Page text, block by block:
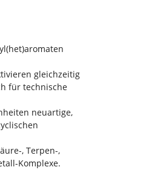
gleichzeitig
für technische
neuartige,
, Terpen-,
Komplexe.